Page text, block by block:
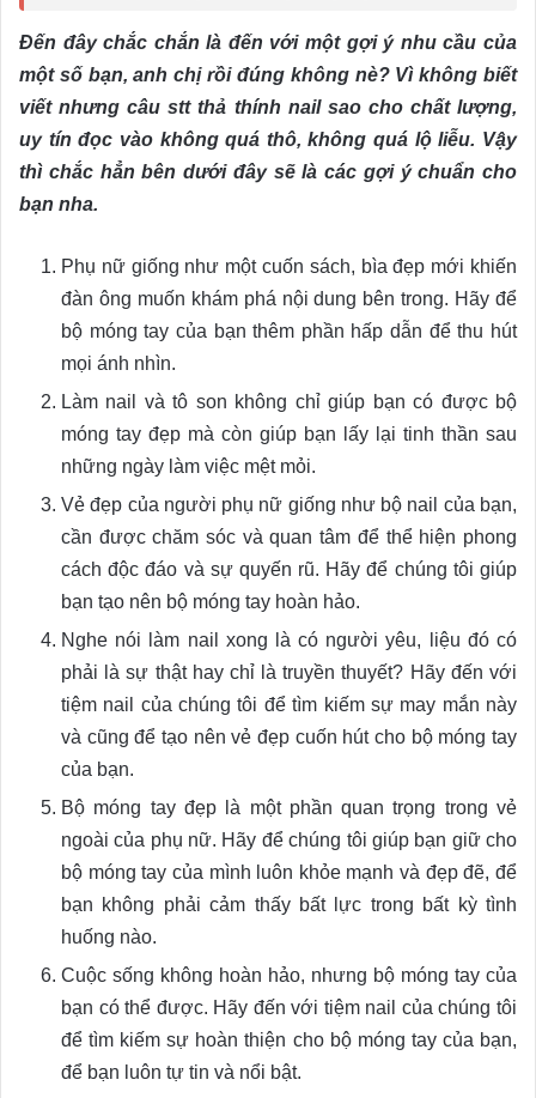
Đến đây chắc chắn là đến với một gợi ý nhu cầu của
một số bạn, anh chị rồi đúng không nè? Vì không biết
viết nhưng câu stt thả thính nail sao cho chất lượng,
uy tín đọc vào không quá thô, không quá lộ liễu. Vậy
thì chắc hẳn bên dưới đây sẽ là các gợi ý chuẩn cho
bạn nha.
Phụ nữ giống như một cuốn sách, bìa đẹp mới khiến
đàn ông muốn khám phá nội dung bên trong. Hãy để
bộ móng tay của bạn thêm phần hấp dẫn để thu hút
mọi ánh nhìn.
Làm nail và tô son không chỉ giúp bạn có được bộ
móng tay đẹp mà còn giúp bạn lấy lại tinh thần sau
những ngày làm việc mệt mỏi.
Vẻ đẹp của người phụ nữ giống như bộ nail của bạn,
cần được chăm sóc và quan tâm để thể hiện phong
cách độc đáo và sự quyến rũ. Hãy để chúng tôi giúp
bạn tạo nên bộ móng tay hoàn hảo.
Nghe nói làm nail xong là có người yêu, liệu đó có
phải là sự thật hay chỉ là truyền thuyết? Hãy đến với
tiệm nail của chúng tôi để tìm kiếm sự may mắn này
và cũng để tạo nên vẻ đẹp cuốn hút cho bộ móng tay
của bạn.
Bộ móng tay đẹp là một phần quan trọng trong vẻ
ngoài của phụ nữ. Hãy để chúng tôi giúp bạn giữ cho
bộ móng tay của mình luôn khỏe mạnh và đẹp đẽ, để
bạn không phải cảm thấy bất lực trong bất kỳ tình
huống nào.
Cuộc sống không hoàn hảo, nhưng bộ móng tay của
bạn có thể được. Hãy đến với tiệm nail của chúng tôi
để tìm kiếm sự hoàn thiện cho bộ móng tay của bạn,
để bạn luôn tự tin và nổi bật.